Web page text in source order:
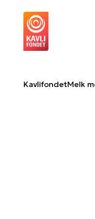
KavlifondetMelk